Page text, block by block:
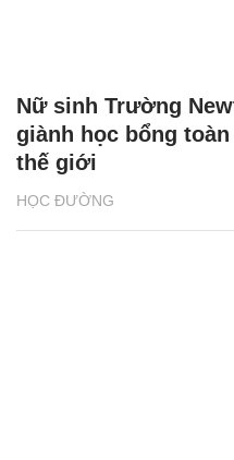
HỌC ĐƯỜNG
Nữ sinh Trường
giành học bổng
thế giới